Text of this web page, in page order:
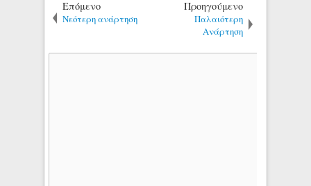
Επόμενο
Νεότερη ανάρτηση
Προηγούμενο
Παλαιότερη
Ανάρτηση